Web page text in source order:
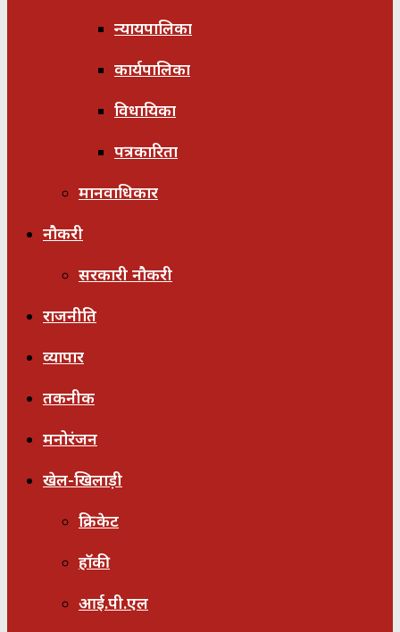
न्यायपालिका
कार्यपालिका
विधायिका
पत्रकारिता
मानवाधिकार
नौकरी
सरकारी नौकरी
राजनीति
व्यापार
तकनीक
मनोरंजन
खेल-खिलाड़ी
क्रिकेट
हॉकी
आई.पी.एल